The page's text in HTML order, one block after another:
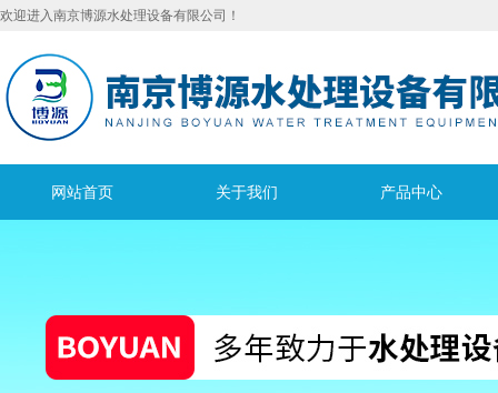
欢迎进入南京博源水处理设备有限公司！
网站首页 关于我们 产品中心